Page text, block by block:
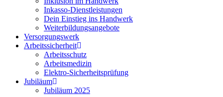
Inkasso-Dienstleistungen
Dein Einstieg ins Handwerk
Weiterbildungsangebote
Versorgungswerk
Arbeitssicherheit
Arbeitsschutz
Arbeitsmedizin
Elektro-Sicherheitsprüfung
Jubiläum
Jubiläum 2025